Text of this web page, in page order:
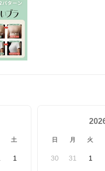
土
1
日 月 火
30 31 1